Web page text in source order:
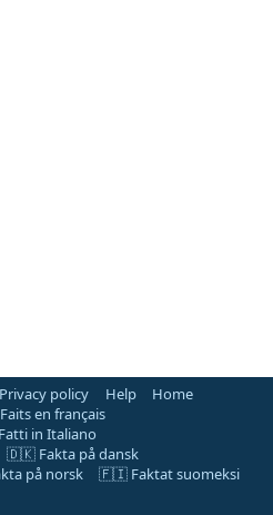
Privacy policy Help
Home
en français
in Italiano
🇩🇰 Fakta på dansk
på norsk
🇫🇮 Faktat suomeksi